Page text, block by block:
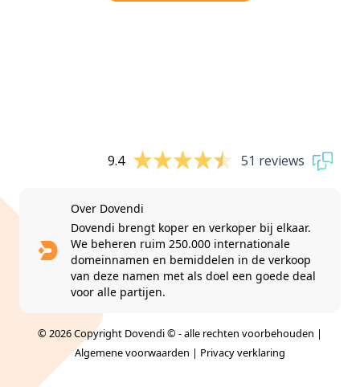
9.4 51 reviews
Over Dovendi
Dovendi brengt koper en verkoper bij elkaar.
We beheren ruim 250.000 internationale
domeinnamen en bemiddelen in de verkoop
van deze namen met als doel een goede deal
voor alle partijen.
© 2026 Copyright Dovendi © - alle rechten voorbehouden |
Algemene voorwaarden | Privacy verklaring